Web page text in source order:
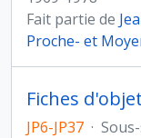
Fait partie de
Proche- et
Fiches
JP6-JP37 ·